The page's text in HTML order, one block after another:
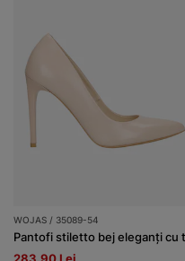
WOJAS / 35089-54
283.90 Lei